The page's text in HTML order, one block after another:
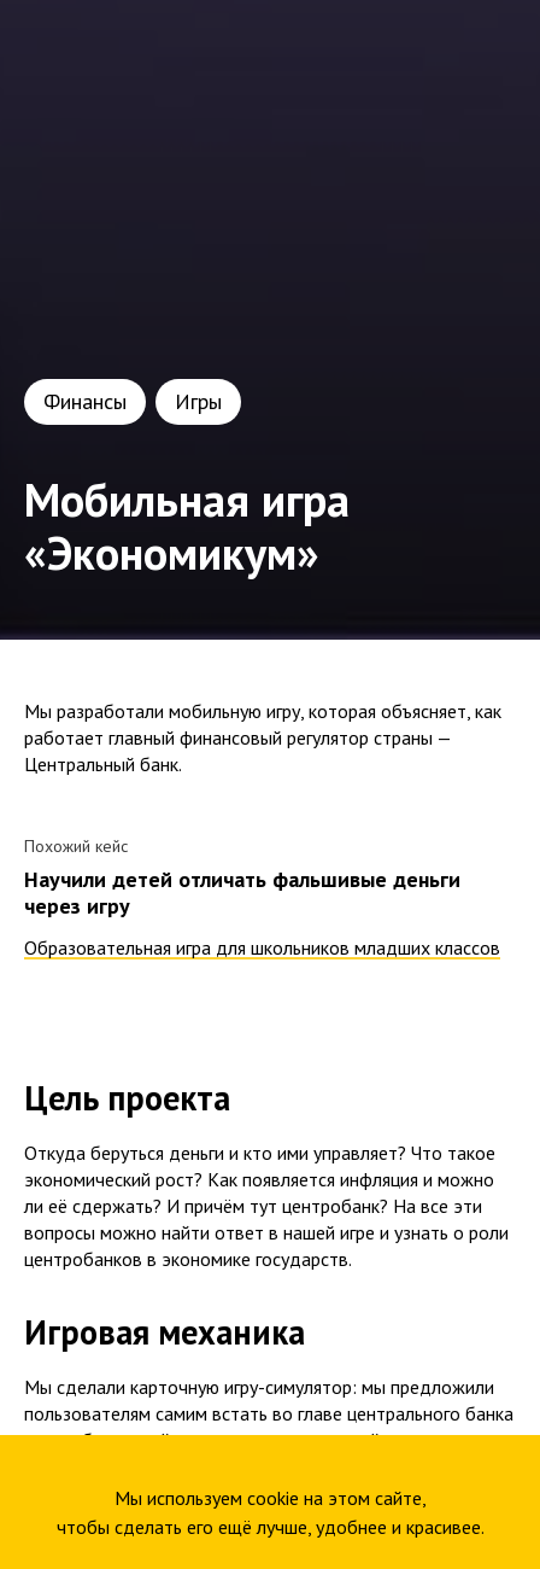
Финансы Игры
Мобильная игра
«Экономикум»
Мы разработали мобильную игру, которая объясняет, как
работает главный финансовый регулятор страны —
Центральный банк.
Похожий кейс
Научили детей отличать фальшивые деньги
через игру
Образовательная игра для школьников младших классов
Цель проекта
Откуда беруться деньги и кто ими управляет? Что такое
экономический рост? Как появляется инфляция и можно
ли её сдержать? И причём тут центробанк? На все эти
вопросы можно найти ответ в нашей игре и узнать о роли
центробанков в экономике государств.
Игровая механика
Мы сделали карточную игру-симулятор: мы предложили
пользователям самим встать во главе центрального банка
и на собственной практике узнать, как действия
Принимает судьбоносные решения игрок, отвечая на
вопросы и выбирая один из двух предложенных ответов,
Мы используем cookie на этом сайте,
чтобы сделать его ещё лучше, удобнее и красивее.